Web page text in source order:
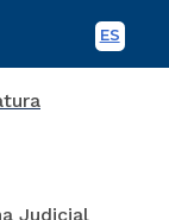
ES